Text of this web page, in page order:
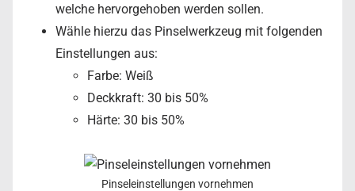
welche hervorgehoben werden sollen.
Wähle hierzu das Pinselwerkzeug mit folgenden
Einstellungen aus:
Farbe: Weiß
Deckkraft: 30 bis 50%
Härte: 30 bis 50%
Pinseleinstellungen vornehmen